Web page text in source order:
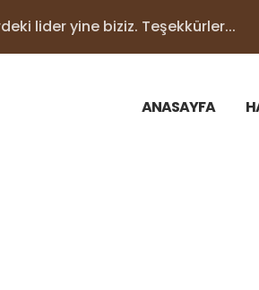
lider yine biziz. Teşekkürler...
ANASAYFA